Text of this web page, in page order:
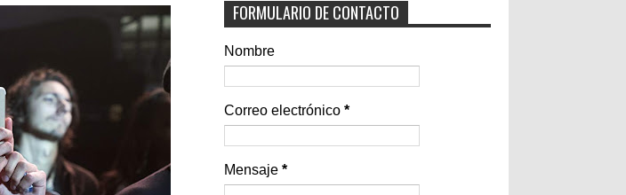
FORMULARIO DE CONTACTO
Nombre
Correo electrónico *
Mensaje *